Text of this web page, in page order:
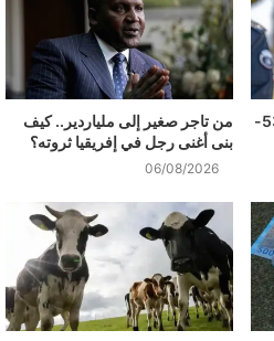
الأدلة-تفكك-الخيوط-سقوط-538-
من تاجر صغير إلى ملياردير.. كيف
بنى أغنى رجل في إفريقيا ثروته؟
06/08/2026